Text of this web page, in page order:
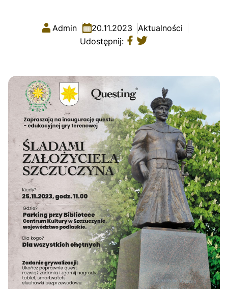
Admin 20.11.2023 Aktualności
Udostępnij: